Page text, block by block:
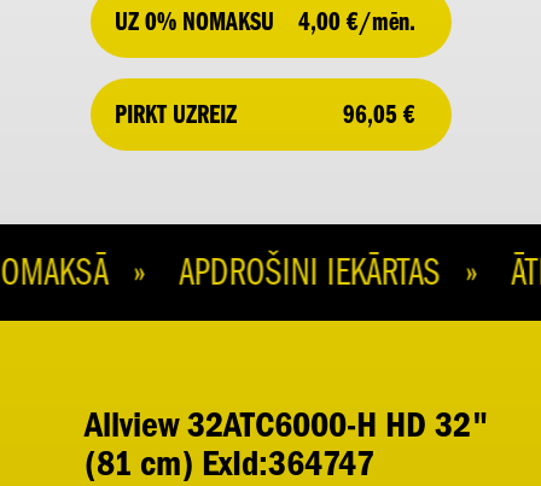
UZ 0% NOMAKSU 4,00 €/mēn.
PIRKT UZREIZ 96,05 €
» APDROŠINI IEKĀRTAS »
Allview 32ATC6000-H HD 32"
(81 cm) ExId:364747